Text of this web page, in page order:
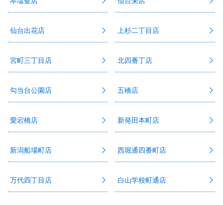
仙台出花店 上杉二丁目店
宮町三丁目店 北四番丁店
勾当台公園店 五橋店
愛宕橋店 新発田本町店
新潟船場町店 西堀通四番町店
万代四丁目店 白山学校町通店